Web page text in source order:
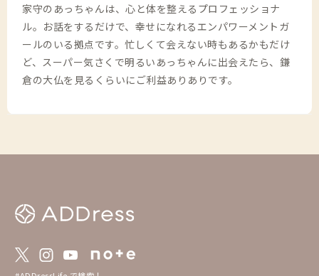
家守のあっちゃんは、心と体を整えるプロフェッショナ
ル。お話をするだけで、幸せになれるエンパワーメントガ
ールのいる拠点です。忙しくて会えない時もあるかもだけ
ど、スーパー気さくで明るいあっちゃんに出会えたら、鎌
倉の大仏を見るくらいにご利益ありありです。